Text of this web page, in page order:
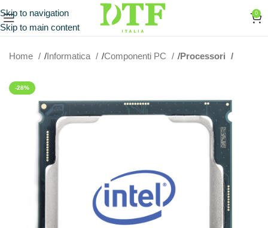
Skip to navigation
Skip to main content
0
Home Informatica Componenti PC Processori
-28%